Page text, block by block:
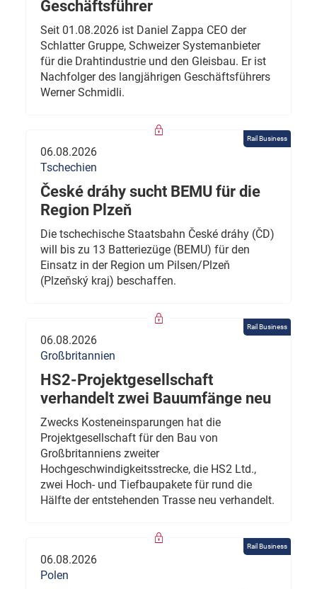
Geschäftsführer
Seit 01.08.2026 ist Daniel Zappa CEO der
Schlatter Gruppe, Schweizer Systemanbieter
für die Drahtindustrie und den Gleisbau. Er ist
Nachfolger des langjährigen Geschäftsführers
Werner Schmidli.
Rail Business
06.08.2026
Tschechien
České dráhy sucht BEMU für die
Region Plzeň
Die tschechische Staatsbahn České dráhy (ČD)
will bis zu 13 Batteriezüge (BEMU) für den
Einsatz in der Region um Pilsen/Plzeň
(Plzeňský kraj) beschaffen.
Rail Business
06.08.2026
Großbritannien
HS2-Projektgesellschaft
verhandelt zwei Bauumfänge neu
Zwecks Kosteneinsparungen hat die
Projektgesellschaft für den Bau von
Großbritanniens zweiter
Hochgeschwindigkeitsstrecke, die HS2 Ltd.,
zwei Hoch- und Tiefbaupakete für rund die
Hälfte der entstehenden Trasse neu verhandelt.
Rail Business
06.08.2026
Polen